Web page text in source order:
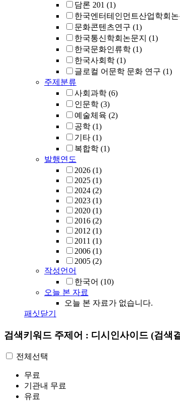
담론 201 (1)
한국엔터테인먼트산업학회논
문화콘텐츠연구 (1)
한국통신학회논문지 (1)
한국문화인류학 (1)
한국사회학 (1)
글로컬 어문학 문화 연구 (1)
주제분류
사회과학 (6)
인문학 (3)
예술체육 (2)
공학 (1)
기타 (1)
복합학 (1)
발행연도
2026 (1)
2025 (1)
2024 (2)
2023 (1)
2020 (1)
2016 (2)
2012 (1)
2011 (1)
2006 (1)
2005 (2)
작성언어
한국어 (10)
오늘 본 자료
오늘 본 자료가 없습니다.
패싯닫기
검색키워드 주제어 : 디시인사이드 (검색
전체선택
무료
기관내 무료
유료